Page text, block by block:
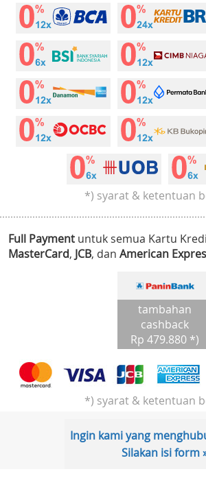
*) syarat & ketentuan
Full Payment untuk semua Kartu
MasterCard, JCB, dan American
tambahan
cashback
Rp 479.880 *)
*) syarat & ketentuan
Ingin kami yang
Silakan isi form